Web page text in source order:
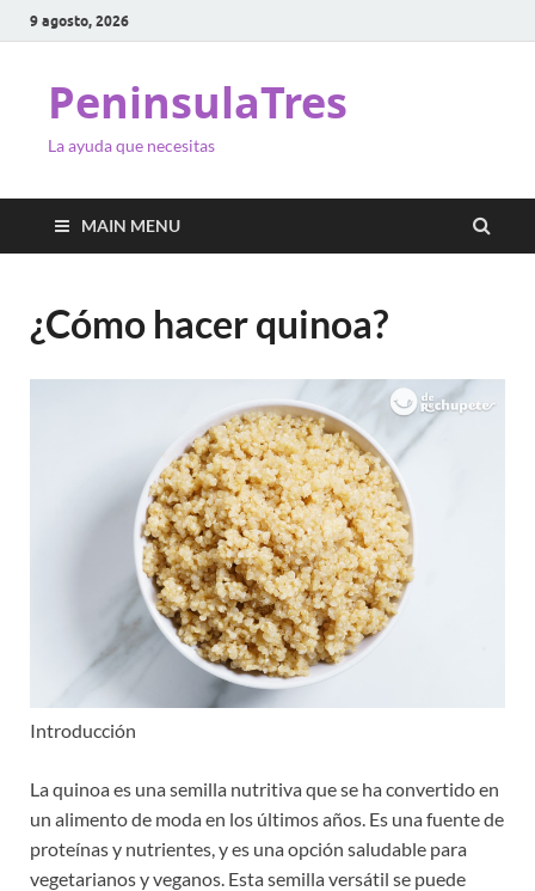
9 agosto, 2026
PeninsulaTres
La ayuda que necesitas
MAIN MENU
¿Cómo hacer quinoa?
Introducción
La quinoa es una semilla nutritiva que se ha convertido en
un alimento de moda en los últimos años. Es una fuente de
proteínas y nutrientes, y es una opción saludable para
vegetarianos y veganos. Esta semilla versátil se puede